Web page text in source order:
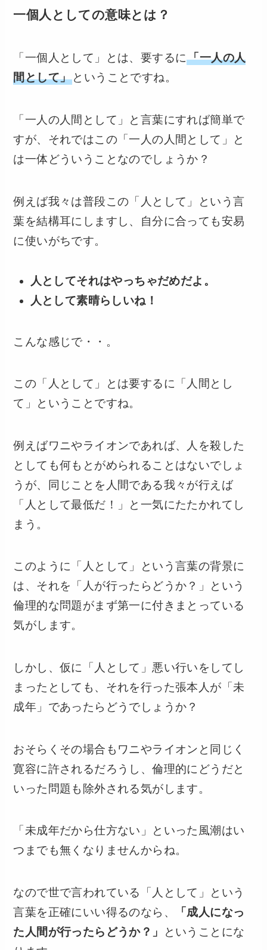
一個人としての意味とは？
「一個人として」とは、要するに「一人の人
間として」 ということですね。
「一人の人間として」と言葉にすれば簡単で
すが、それではこの「一人の人間として」と
は一体どういうことなのでしょうか？
例えば我々は普段この「人として」という言
葉を結構耳にしますし、自分に合っても安易
に使いがちです。
人としてそれはやっちゃだめだよ。
人として素晴らしいね！
こんな感じで・・。
この「人として」とは要するに「人間とし
て」ということですね。
例えばワニやライオンであれば、人を殺した
としても何もとがめられることはないでしょ
うが、同じことを人間である我々が行えば
「人として最低だ！」と一気にたたかれてし
まう。
このように「人として」という言葉の背景に
は、それを「人が行ったらどうか？」という
倫理的な問題がまず第一に付きまとっている
気がします。
しかし、仮に「人として」悪い行いをしてし
まったとしても、それを行った張本人が「未
成年」であったらどうでしょうか？
おそらくその場合もワニやライオンと同じく
寛容に許されるだろうし、倫理的にどうだと
いった問題も除外される気がします。
「未成年だから仕方ない」といった風潮はい
つまでも無くなりませんからね。
なので世で言われている「人として」という
言葉を正確にいい得るのなら、
「成人になっ
た人間が行ったらどうか？」
ということにな